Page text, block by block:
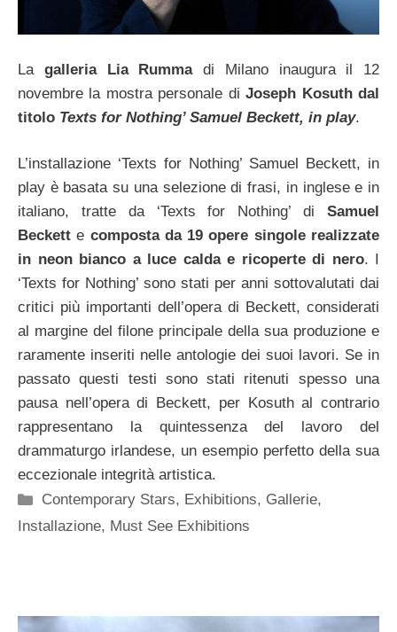
La galleria Lia Rummadi Milano inaugura il 12
novembre la mostra personale diJoseph Kosuth dal
titolo Texts for Nothing’ Samuel Beckett, in play.
L’installazione ‘Texts for Nothing’ Samuel Beckett, in
play è basata su una selezione di frasi, in inglese e in
italiano, tratte da ‘Texts for Nothing’ di Samuel
Beckett e composta da 19 opere singole realizzate
in neon bianco a luce calda e ricoperte di nero. I
‘Texts for Nothing’ sono stati per anni sottovalutati dai
critici più importanti dell’opera di Beckett, considerati
al margine del filone principale della sua produzione e
raramente inseriti nelle antologie dei suoi lavori. Se in
passato questi testi sono stati ritenuti spesso una
pausa nell’opera di Beckett, per Kosuth al contrario
rappresentano la quintessenza del lavoro del
drammaturgo irlandese, un esempio perfetto della sua
eccezionale integrità artistica.
Categorie
Contemporary Stars, Exhibitions, Gallerie,
Installazione, Must See Exhibitions